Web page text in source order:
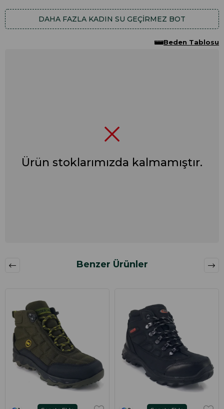
DAHA FAZLA KADIN SU GEÇIRMEZ BOT
Ürün stoklarımızda kalmamıştır.
Beden Tablosu
Benzer Ürünler